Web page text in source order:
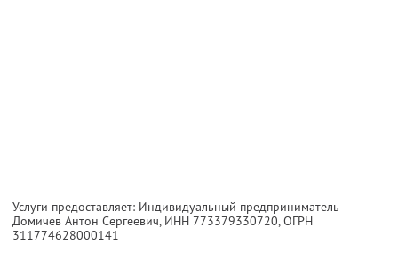
Услуги предоставляет: Индивидуальный предприниматель
Домичев Антон Сергеевич, ИНН 773379330720, ОГРН
311774628000141